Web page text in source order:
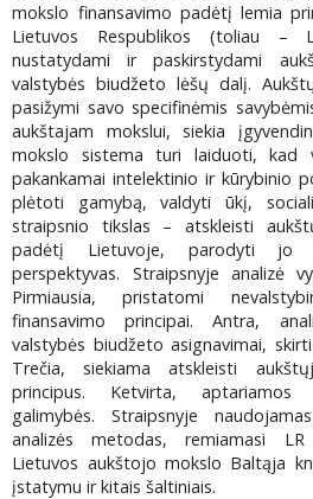
mokslo finansavimo padėtį lemia
Lietuvos Respublikos (toliau –
nustatydami ir paskirstydami
valstybės biudžeto lėšų dalį.
pasižymi savo specifinėmis
aukštajam mokslui, siekia
mokslo sistema turi laiduoti, kad
pakankamai intelektinio ir kūrybinio
plėtoti gamybą, valdyti ūkį,
straipsnio tikslas – atskleisti
padėtį Lietuvoje, parodyti jo
perspektyvas. Straipsnyje analizė
Pirmiausia, pristatomi
finansavimo principai. Antra,
valstybės biudžeto asignavimai,
Trečia, siekiama atskleisti
principus. Ketvirta, aptariamos
galimybės. Straipsnyje
analizės metodas, remiamasi LR
Lietuvos aukštojo mokslo Baltąja
įstatymu ir kitais šaltiniais.